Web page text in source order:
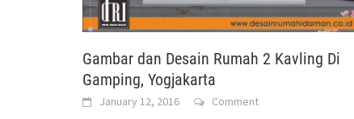
Gambar dan Desain Rumah 2 Kavling Di
Gamping, Yogjakarta
January 12, 2016 Comment